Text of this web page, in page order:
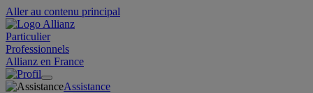
Aller au contenu principal
Particulier
Professionnels
Allianz en France
Assistance